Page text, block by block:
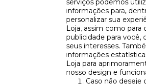
serviços podemos
informações para,
personalizar sua
Loja, assim como para
publicidade para você,
seus interesses.
informações
Loja para
nosso design e
Caso não deseje